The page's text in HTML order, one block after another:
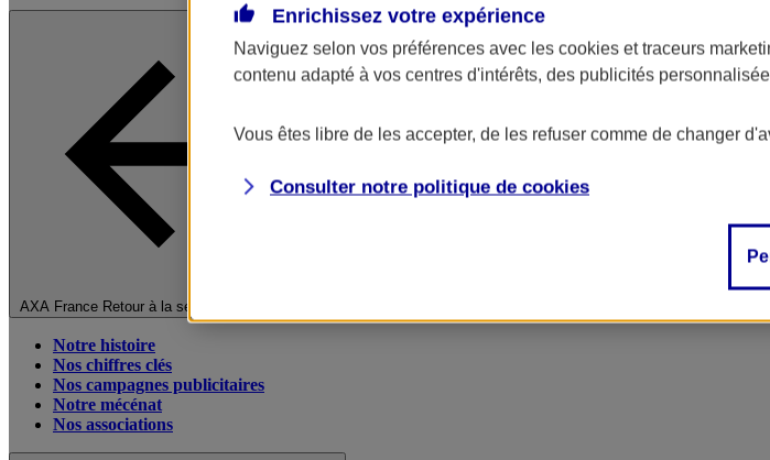
AXA France Retour à la section précédente
Notre histoire
Nos chiffres clés
Nos campagnes publicitaires
Notre mécénat
Nos associations
Enrichissez votre expérience
Naviguez selon vos préférences avec les cookies et traceurs
contenu adapté à vos centres d'intérêts, des publicités
Vous êtes libre de les accepter, de les refuser comme de changer
Consulter notre politique de cookies